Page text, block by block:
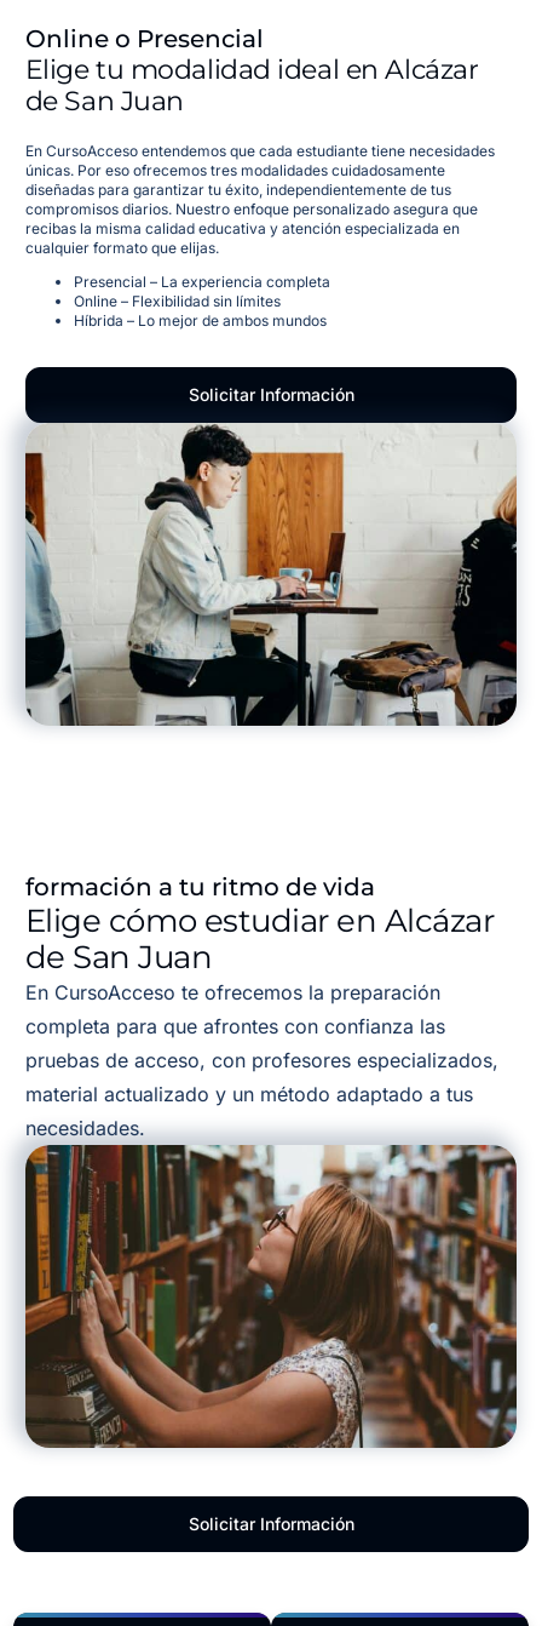
Online o Presencial
Elige tu modalidad ideal en Alcázar
de San Juan
En CursoAcceso entendemos que cada estudiante tiene necesidades
únicas. Por eso ofrecemos tres modalidades cuidadosamente
diseñadas para garantizar tu éxito, independientemente de tus
compromisos diarios. Nuestro enfoque personalizado asegura que
recibas la misma calidad educativa y atención especializada en
cualquier formato que elijas.
Presencial – La experiencia completa
Online – Flexibilidad sin límites
Híbrida – Lo mejor de ambos mundos
Solicitar Información
formación a tu ritmo de vida
Elige cómo estudiar en Alcázar
de San Juan
En CursoAcceso te ofrecemos la preparación
completa para que afrontes con confianza las
pruebas de acceso, con profesores especializados,
material actualizado y un método adaptado a tus
necesidades.
Solicitar Información